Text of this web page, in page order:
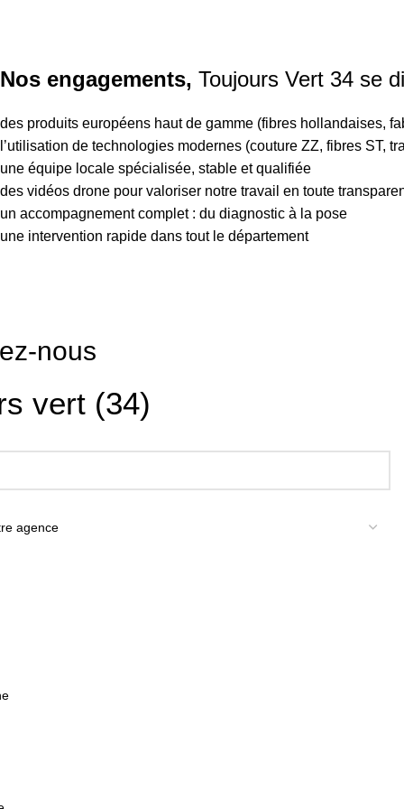
Nos engagements, Toujours Vert 34 se
des produits européens haut de gamme (fibres hollandaises,
l’utilisation de technologies modernes (couture ZZ, fibres ST,
une équipe locale spécialisée, stable et qualifiée
des vidéos drone pour valoriser notre travail en toute
un accompagnement complet : du diagnostic à la pose
une intervention rapide dans tout le département
nous
vert (34)